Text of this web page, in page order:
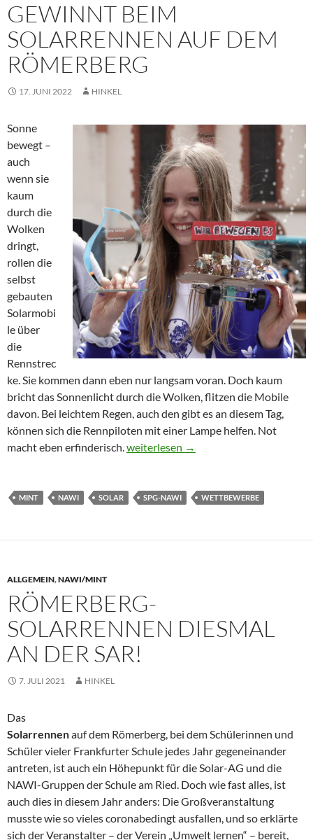
GEWINNT BEIM
SOLARRENNEN AUF DEM
RÖMERBERG
17. JUNI 2022 HINKEL
Sonne
bewegt –
auch
wenn sie
kaum
durch die
Wolken
dringt,
rollen die
selbst
gebauten
Solarmobi
le über
die
Rennstrec
ke. Sie kommen dann eben nur langsam voran. Doch kaum
bricht das Sonnenlicht durch die Wolken, flitzen die Mobile
davon. Bei leichtem Regen, auch den gibt es an diesem Tag,
können sich die Rennpiloten mit einer Lampe helfen. Not
macht eben erfinderisch. „Sonne bewegt!“ – SaR gewinnt beim
weiterlesen →
MINT NAWI SOLAR SPG-NAWI WETTBEWERBE
ALLGEMEIN,NAWI/MINT
RÖMERBERG-
SOLARRENNEN DIESMAL
AN DER SAR!
7. JULI 2021 HINKEL
Das
Solarrennenauf dem Römerberg, bei dem Schülerinnen und
Schüler vieler Frankfurter Schule jedes Jahr gegeneinander
antreten, ist auch ein Höhepunkt für die Solar-AG und die
NAWI-Gruppen der Schule am Ried. Doch wie fast alles, ist
auch dies in diesem Jahr anders: Die Großveranstaltung
musste wie so vieles coronabedingt ausfallen, und so erklärte
sich der Veranstalter – der Verein „Umwelt lernen“ – bereit,